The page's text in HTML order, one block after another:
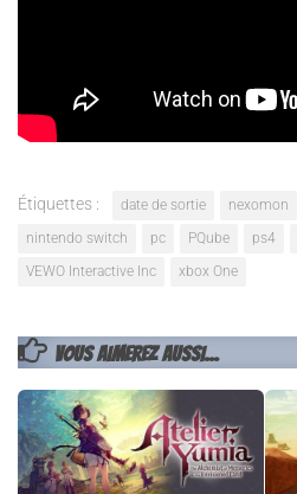
Étiquettes : date de sortie nexomon
nintendo switch
pc PQube ps4
VEWO Interactive Inc
xbox One
VOUS AIMEREZ AUSSI...